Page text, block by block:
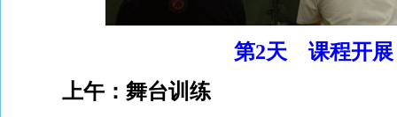
第2天 课程开展
上午：舞台训练